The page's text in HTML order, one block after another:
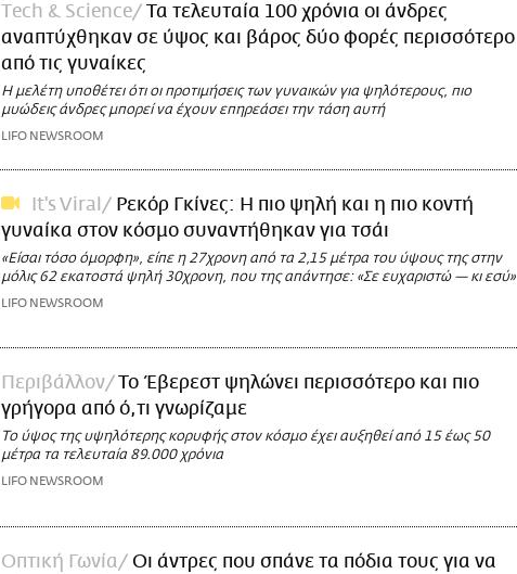
Τech & Science
Τα τελευταία 100 χρόνια οι άνδρες
αναπτύχθηκαν σε ύψος και βάρος δύο φορές περισσότερο
από τις γυναίκες
Η μελέτη υποθέτει ότι οι προτιμήσεις των γυναικών για ψηλότερους, πιο
μυώδεις άνδρες μπορεί να έχουν επηρεάσει την τάση αυτή
LIFO NEWSROOM
It's Viral
Ρεκόρ Γκίνες: Η πιο ψηλή και η πιο κοντή
γυναίκα στον κόσμο συναντήθηκαν για τσάι
«Είσαι τόσο όμορφη», είπε η 27χρονη από τα 2,15 μέτρα του ύψους της στην
μόλις 62 εκατοστά ψηλή 30χρονη, που της απάντησε: «Σε ευχαριστώ — κι εσύ»
LIFO NEWSROOM
Περιβάλλον Το Έβερεστ ψηλώνει περισσότερο και πιο
γρήγορα από ό,τι γνωρίζαμε
Το ύψος της υψηλότερης κορυφής στον κόσμο έχει αυξηθεί από 15 έως 50
μέτρα τα τελευταία 89.000 χρόνια
LIFO NEWSROOM
Οπτική Γωνία
Οι άντρες που σπάνε τα πόδια τους για να